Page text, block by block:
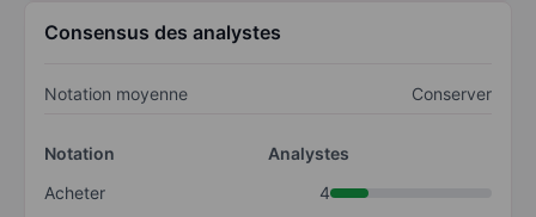
Consensus des analystes
Notation moyenne Conserver
Notation
Analystes
Acheter
4